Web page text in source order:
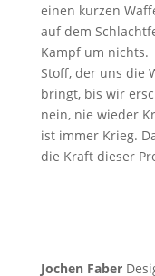
einen kurzen
auf dem
Kampf um
Stoff, der uns die
bringt, bis wir
nein, nie wieder
ist immer Krieg.
die Kraft dieser
Jochen Faber